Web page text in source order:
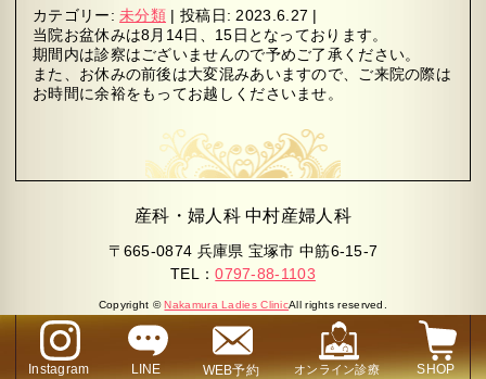
カテゴリー:未分類 | 投稿日: 2023.6.27 |
当院お盆休みは8月14日、15日となっております。
期間内は診察はございませんので予めご了承ください。
また、お休みの前後は大変混みあいますので、ご来院の際は
お時間に余裕をもってお越しくださいませ。
Instagram LINE WEB予約 オンライン診療 SHOP
産科・婦人科 中村産婦人科
〒665-0874 兵庫県 宝塚市 中筋6-15-7
TEL：0797-88-1103
Copyright ©Nakamura Ladies ClinicAll rights reserved.